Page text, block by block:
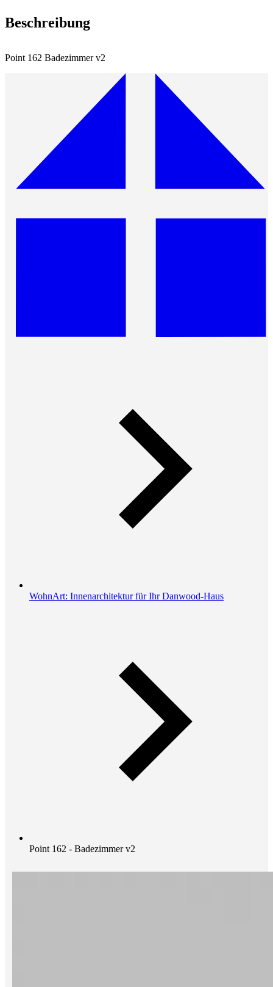
Beschreibung
Point 162 Badezimmer v2
WohnArt: Innenarchitektur für Ihr Danwood-Haus
Point 162 - Badezimmer v2